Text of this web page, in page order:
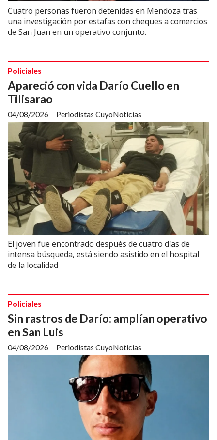
Cuatro personas fueron detenidas en Mendoza tras
una investigación por estafas con cheques a comercios
de San Juan en un operativo conjunto.
Apareció con vida Darío Cuello en
Tilisarao
Periodistas CuyoNoticias
Policiales
04/08/2026
El joven fue encontrado después de cuatro días de
intensa búsqueda, está siendo asistido en el hospital
de la localidad
Sin rastros de Darío: amplían operativo
en San Luis
Periodistas CuyoNoticias
Policiales
04/08/2026